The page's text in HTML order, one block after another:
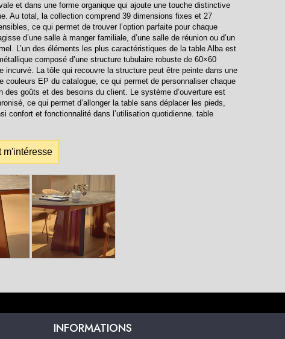
et dans une forme organique qui ajoute une touche distinctive
Au total, la collection comprend 39 dimensions fixes et 27
ce qui permet de trouver l’option parfaite pour chaque
d’une salle à manger familiale, d’une salle de réunion ou d’un
L’un des éléments les plus caractéristiques de la table Alba est
composé d’une structure tubulaire robuste de 60×60
incurvé. La tôle qui recouvre la structure peut être peinte dans une
couleurs EP du catalogue, ce qui permet de personnaliser chaque
des goûts et des besoins du client. Le système d’ouverture est
ce qui permet d’allonger la table sans déplacer les pieds,
confort et fonctionnalité dans l’utilisation quotidienne. table
m'intéresse
INFORMATIONS